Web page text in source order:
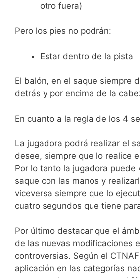
otro fuera)
Pero los pies no podrán:
Estar dentro de la pista
El balón, en el saque siempre
detrás y por encima de la
En cuanto a la regla de los 4
La jugadora podrá realizar el
desee, siempre que lo realice
Por lo tanto la jugadora puede
saque con las manos y
viceversa siempre que lo
cuatro segundos que tiene
Por último destacar que el
de las nuevas modificaciones
controversias. Según el
aplicación en las categorías